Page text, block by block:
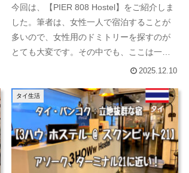
今回は、【PIER 808 Hostel】をご紹介しま
した。筆者は、女性一人で宿泊することが
多いので、女性用のドミトリーを探すのが
とても大変です。その中でも、ここは一番
2025.12.10
タイ生活